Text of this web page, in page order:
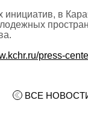
в
press-
ВСЕ